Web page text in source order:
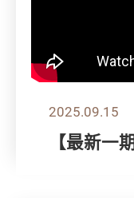
2025.09.15
【最新一